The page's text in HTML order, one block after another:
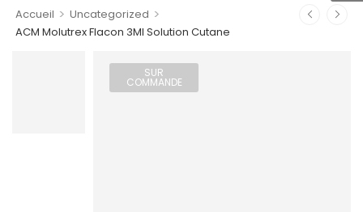
Accueil > Uncategorized >
ACM Molutrex Flacon 3Ml Solution Cutane
SUR
COMMANDE